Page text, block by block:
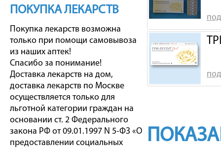
ПОКУПКА ЛЕКАРСТВ
Покупка лекарств возможна
только при помощи самовывоза
из наших аптек!
Спасибо за понимание!
Доставка лекарств на дом,
доставка лекарств по Москве
осуществляется только для
льготной категории граждан на
основании ст. 2 Федерального
закона РФ от 09.01.1997 N 5-ФЗ «О
предоставлении социальных